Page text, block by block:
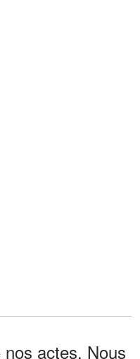
actes. Nous